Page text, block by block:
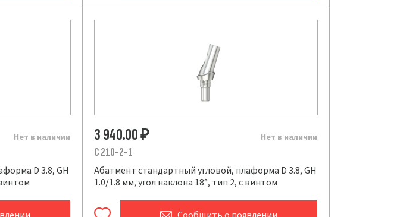
Нет в наличии
D 3.8, GH
Нет в наличии
3 940.00₽
C 210-2-1
Абатмент стандартный угловой, плаформа D 3.8, GH
1.0/1.8 мм, угол наклона 18°, тип 2, с винтом